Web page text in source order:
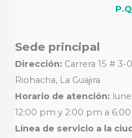
Sede principal
Dirección: Carrera 15 # 3-
Riohacha, La Guajira
Horario de atención:
12:00 pm y 2:00 pm a
Línea de servicio a la